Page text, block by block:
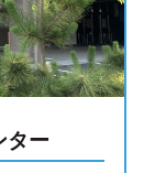
ター